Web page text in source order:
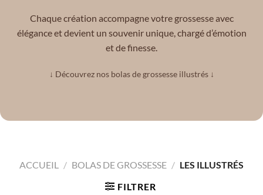
Chaque création accompagne votre grossesse avec
élégance et devient un souvenir unique, chargé d’émotion
et de finesse.
↓ Découvrez nos bolas de grossesse illustrés ↓
ACCUEIL / BOLAS DE GROSSESSE / LES ILLUSTRÉS
FILTRER